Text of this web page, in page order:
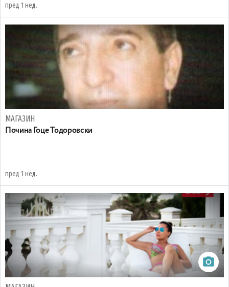
пред 1 нед.
МАГАЗИН
Почина Гоце Тодоровски
пред 1 нед.